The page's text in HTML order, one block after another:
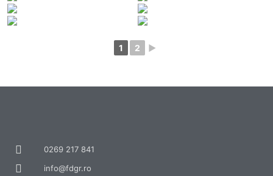
1 2 ►
0269 217 841
info@fdgr.ro